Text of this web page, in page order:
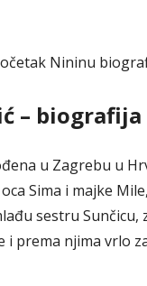
Nininu
– biografija
u Zagrebu u
Sima i majke
sestru Sunčicu,
i prema njima vrlo